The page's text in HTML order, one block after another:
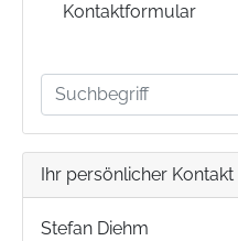
Kontaktformular
Ihr persönlicher Kontakt
Stefan Diehm